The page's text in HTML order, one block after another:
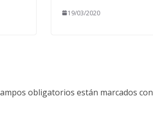
19/03/2020
obligatorios están marcados con